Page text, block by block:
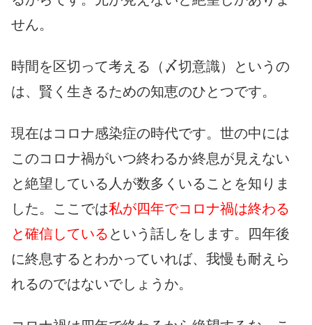
せん。
時間を区切って考える（〆切意識）というの
は、賢く生きるための知恵のひとつです。
現在はコロナ感染症の時代です。世の中には
このコロナ禍がいつ終わるか終息が見えない
と絶望している人が数多くいることを知りま
した。ここでは私が四年でコロナ禍は終わる
と確信している という話しをします。四年後
に終息するとわかっていれば、我慢も耐えら
れるのではないでしょうか。